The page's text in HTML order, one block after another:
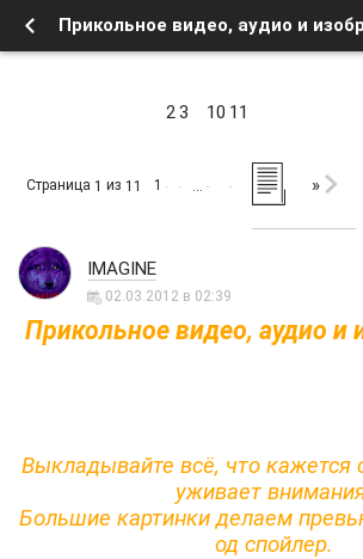
Страница 1 из 11 1
23
…
10 11
»
IMAGINE
02.03.2012 в 02:39
Прикольное видео, аудио и
Выкладывайте всё, что
уживает
Большие картинки делаем
од спойлер.